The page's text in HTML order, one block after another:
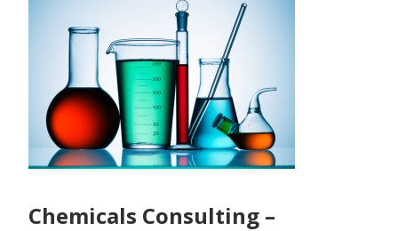
Chemicals Consulting –